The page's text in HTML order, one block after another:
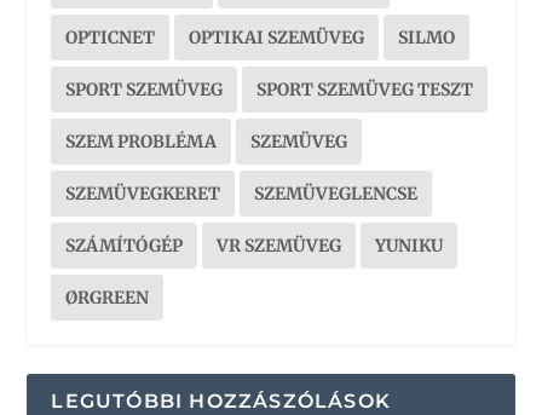
OPTICNET OPTIKAI SZEMÜVEG SILMO
SPORT SZEMÜVEG SPORT SZEMÜVEG TESZT
SZEM PROBLÉMA SZEMÜVEG
SZEMÜVEGKERET SZEMÜVEGLENCSE
SZÁMÍTÓGÉP VR SZEMÜVEG YUNIKU
ØRGREEN
LEGUTÓBBI HOZZÁSZÓLÁSOK